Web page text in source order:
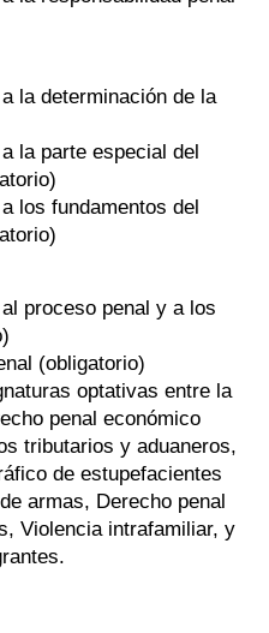
la determinación de la
la parte especial del
los fundamentos del
proceso penal y a los
(obligatorio)
optativas entre la
penal económico
tributarios y aduaneros,
de estupefacientes
armas, Derecho penal
Violencia intrafamiliar, y